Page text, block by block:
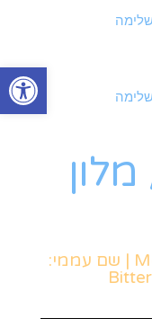
שם בוטני: Momordica charantia | שם עממי:
פתח